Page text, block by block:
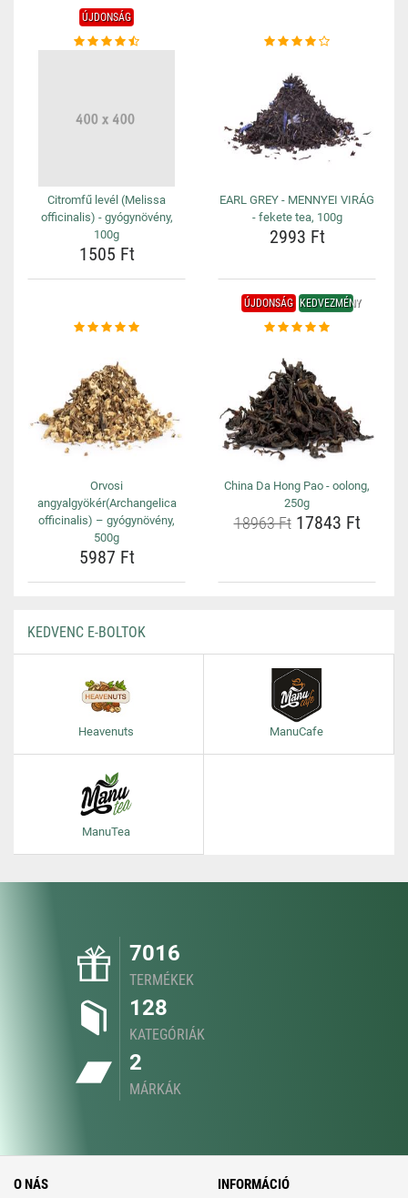
ÚJDONSÁG
Citromfű levél (Melissa
officinalis) - gyógynövény,
100g
1505 Ft
EARL GREY - MENNYEI VIRÁG
- fekete tea, 100g
2993 Ft
Orvosi
angyalgyökér(Archangelica
officinalis) – gyógynövény,
500g
5987 Ft
ÚJDONSÁG KEDVEZMÉNY
China Da Hong Pao - oolong,
250g
18963 Ft17843 Ft
KEDVENC E-BOLTOK
Heavenuts ManuCafe
ManuTea
7016
TERMÉKEK
128
KATEGÓRIÁK
2
MÁRKÁK
O NÁS INFORMÁCIÓ